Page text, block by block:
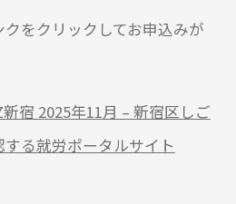
をクリックしてお申込みが
宿 2025年11月 – 新宿区しご
る就労ポータルサイト